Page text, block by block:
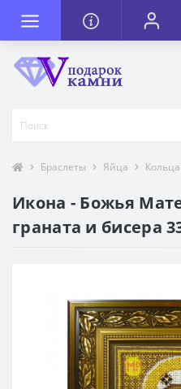
Браслеты Яйца Кольца
Икона - Божья
граната и бисера